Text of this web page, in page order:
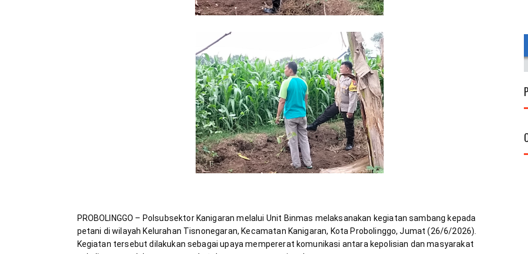
PROBOLINGGO – Polsubsektor Kanigaran melalui Unit Binmas melaksanakan kegiatan sambang kepada
petani di wilayah Kelurahan Tisnonegaran, Kecamatan Kanigaran, Kota Probolinggo, Jumat (26/6/2026).
Kegiatan tersebut dilakukan sebagai upaya mempererat komunikasi antara kepolisian dan masyarakat